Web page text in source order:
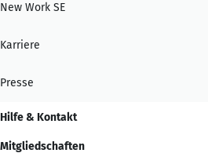
New Work SE
Karriere
Presse
Hilfe & Kontakt
Mitgliedschaften